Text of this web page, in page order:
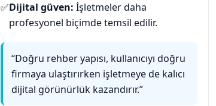
✅Dijital güven: İşletmeler daha
profesyonel biçimde temsil edilir.
“Doğru rehber yapısı, kullanıcıyı doğru
firmaya ulaştırırken işletmeye de kalıcı
dijital görünürlük kazandırır.”